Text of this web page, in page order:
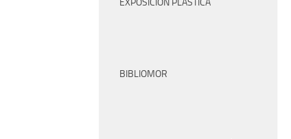
EXPOSICIÓN PLÁSTICA
BIBLIOMOR